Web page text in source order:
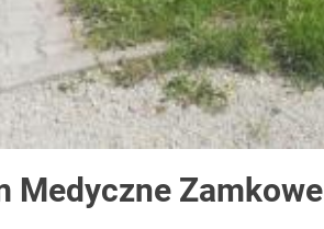
Medyczne Zamkowe